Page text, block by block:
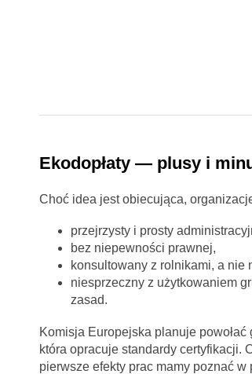
Ekodopłaty — plusy i
Choć idea jest obiecująca,
przejrzysty i prosty
bez niepewności prawnej,
konsultowany z rolnikami, a nie
niesprzeczny z użytkowaniem
zasad.
Komisja Europejska planuje
która opracuje standardy certyfikacji.
pierwsze efekty prac mamy poznać w